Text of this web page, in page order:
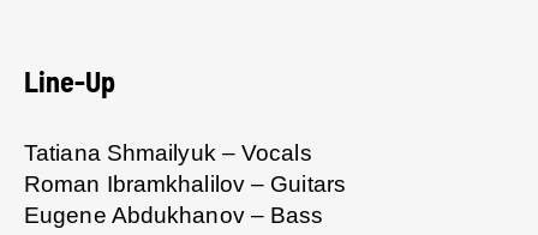
Line-Up
Tatiana Shmailyuk – Vocals
Roman Ibramkhalilov – Guitars
Eugene Abdukhanov – Bass